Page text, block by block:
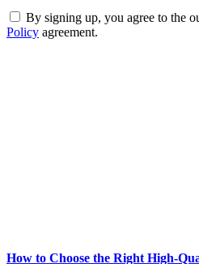
By signing up, you agree to the
Policy agreement.
How to Choose the Right High-